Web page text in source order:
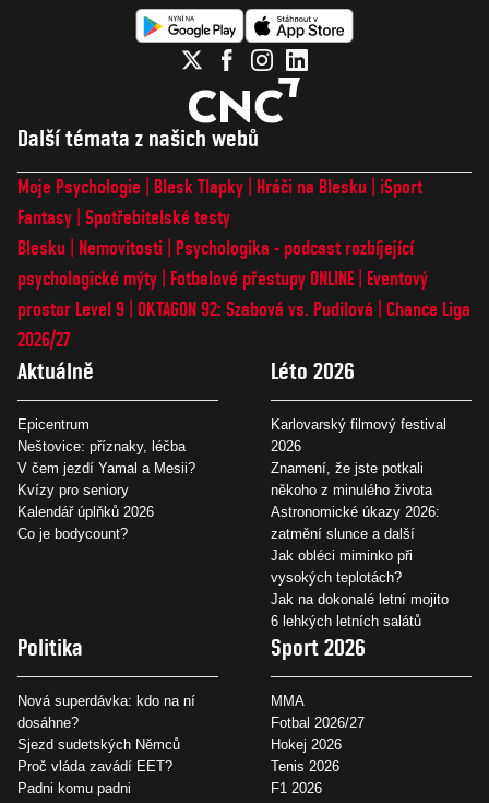
Další témata z našich webů
Moje Psychologie Blesk Tlapky Hráči na Blesku
iSport
Fantasy Spotřebitelské testy
Blesku
Nemovitosti
Psychologika - podcast rozbíjející
psychologické mýty
Fotbalové přestupy ONLINE
Eventový
prostor Level 9 OKTAGON 92: Szabová vs. Pudilová
Chance Liga
2026/27
Aktuálně
Epicentrum
Neštovice: příznaky, léčba
V čem jezdí Yamal a Mesii?
Kvízy pro seniory
Kalendář úplňků 2026
Co je bodycount?
Léto 2026
Karlovarský filmový festival
2026
Znamení, že jste potkali
někoho z minulého života
Astronomické úkazy 2026:
zatmění slunce a další
Jak obléci miminko při
vysokých teplotách?
Jak na dokonalé letní mojito
6 lehkých letních salátů
Politika
Nová superdávka: kdo na ní
dosáhne?
Sjezd sudetských Němců
Proč vláda zavádí EET?
Padni komu padni
Sport 2026
MMA
Fotbal 2026/27
Hokej 2026
Tenis 2026
F1 2026